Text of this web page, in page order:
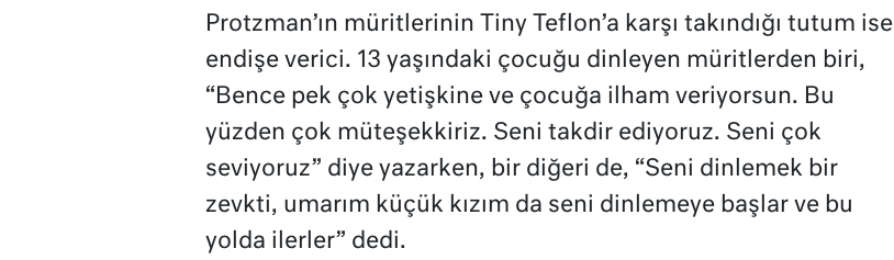
Protzman’ın müritlerinin Tiny Teflon’a karşı takındığı tutum ise
endişe verici. 13 yaşındaki çocuğu dinleyen müritlerden biri,
“Bence pek çok yetişkine ve çocuğa ilham veriyorsun. Bu
yüzden çok müteşekkiriz. Seni takdir ediyoruz. Seni çok
seviyoruz” diye yazarken, bir diğeri de, “Seni dinlemek bir
zevkti, umarım küçük kızım da seni dinlemeye başlar ve bu
yolda ilerler” dedi.